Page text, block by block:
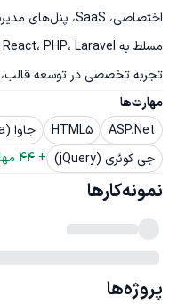
تجربه تخصصی در توسعه قالب،
مهارت‌ها
ASP.Net
HTML5 جاوا (Java)
جی کوئری (jQuery)
+
44
نمونه‌کارها
پروژه‌ها